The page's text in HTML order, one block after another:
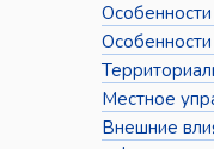
Местное
Внешние